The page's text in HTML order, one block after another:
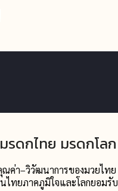
รดกไทย มรดกโลก
ค่า–วิวัฒนาการของมวยไทย
ทยภาคภูมิใจและโลกยอมรับ